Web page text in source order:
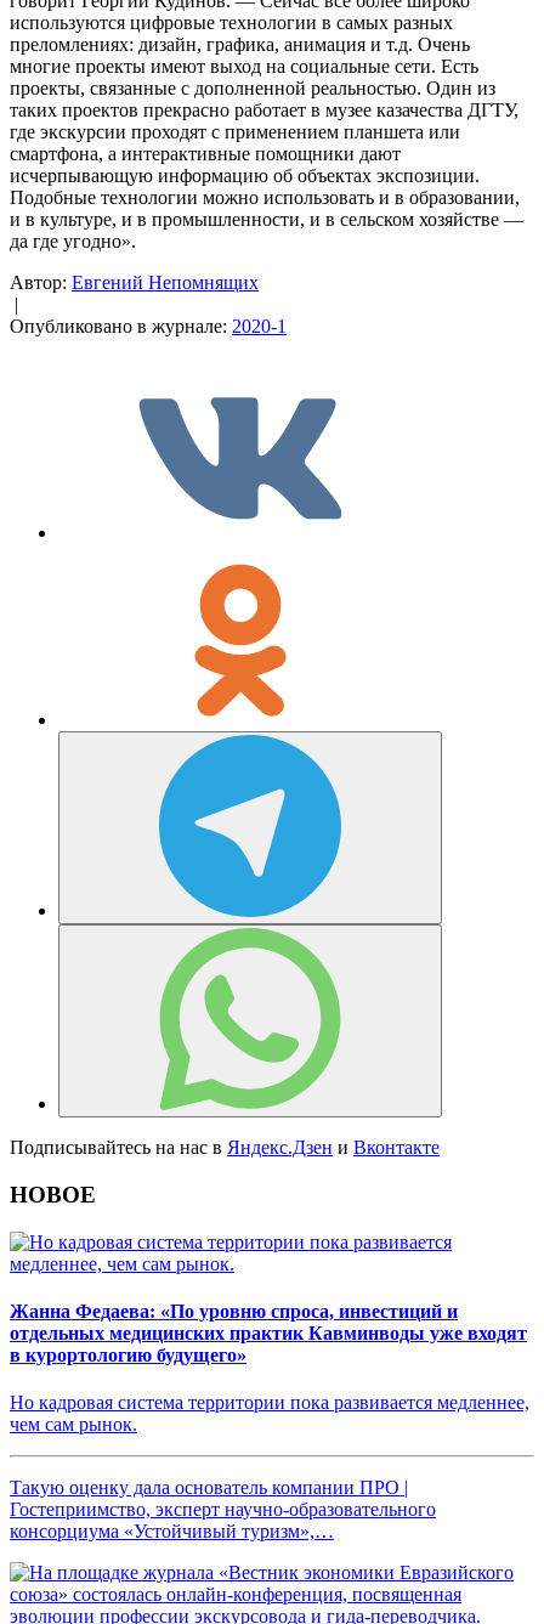
используются цифровые технологии в самых разных
преломлениях: дизайн, графика, анимация и т.д. Очень
многие проекты имеют выход на социальные сети. Есть
проекты, связанные с дополненной реальностью. Один из
таких проектов прекрасно работает в музее казачества ДГТУ,
где экскурсии проходят с применением планшета или
смартфона, а интерактивные помощники дают
исчерпывающую информацию об объектах экспозиции.
Подобные технологии можно использовать и в образовании,
и в культуре, и в промышленности, и в сельском хозяйстве —
да где угодно».
Автор: Евгений Непомнящих
|
Опубликовано в журнале: 2020-1
Подписывайтесь на нас в Яндекс.Дзен и Вконтакте
НОВОЕ
Жанна Федаева: «По уровню спроса, инвестиций и
отдельных медицинских практик Кавминводы уже входят
в курортологию будущего»
Но кадровая система территории пока развивается медленнее,
чем сам рынок.
Такую оценку дала основатель компании ПРО |
Гостеприимство, эксперт научно-образовательного
консорциума «Устойчивый туризм»,…